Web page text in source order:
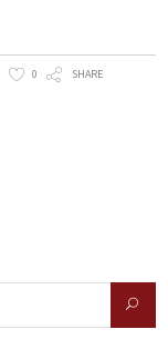
0 SHARE